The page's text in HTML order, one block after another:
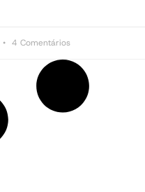
4 Comentários